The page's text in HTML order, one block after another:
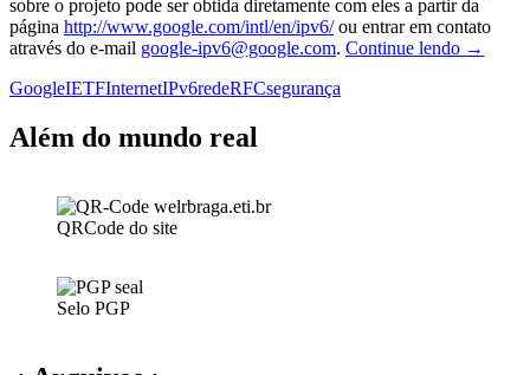
sobre o projeto pode ser obtida diretamente com eles a partir da
página http://www.google.com/intl/en/ipv6/ou entrar em contato
através do e-mail google-ipv6@google.com. Continue lendo →
GoogleIETFInternetIPv6redeRFCsegurança
Além do mundo real
QRCode do site
Selo PGP